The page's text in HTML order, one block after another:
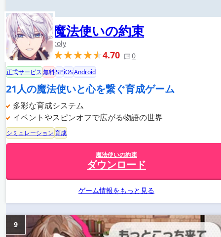
魔法使いの約束
coly
4.70 0
正式サービス無料SPiOSAndroid
21人の魔法使いと心を繋ぐ育成ゲーム
多彩な育成システム
イベントやスピンオフで広がる物語の世界
シミュレーション育成
魔法使いの約束
ダウンロード
ゲーム情報をもっと見る
9